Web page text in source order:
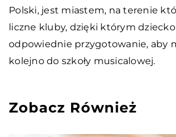
Polski, jest miastem, na terenie
liczne kluby, dzięki którym dziecko
odpowiednie przygotowanie, aby
kolejno do szkoły musicalowej.
Zobacz Również